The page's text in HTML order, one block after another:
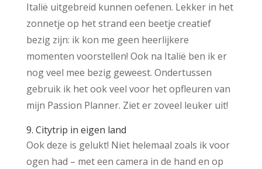
Italië uitgebreid kunnen oefenen. Lekker in het
zonnetje op het strand een beetje creatief
bezig zijn: ik kon me geen heerlijkere
momenten voorstellen! Ook na Italië ben ik er
nog veel mee bezig geweest. Ondertussen
gebruik ik het ook veel voor het opfleuren van
mijn Passion Planner. Ziet er zoveel leuker uit!
9. Citytrip in eigen land
Ook deze is gelukt! Niet helemaal zoals ik voor
ogen had – met een camera in de hand en op